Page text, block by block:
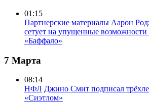
01:15
Партнерские материалы Аарон
сетует на упущенные возможности
«Баффало»
7 Марта
08:14
НФЛ Джино Смит подписал
«Сиэтлом»